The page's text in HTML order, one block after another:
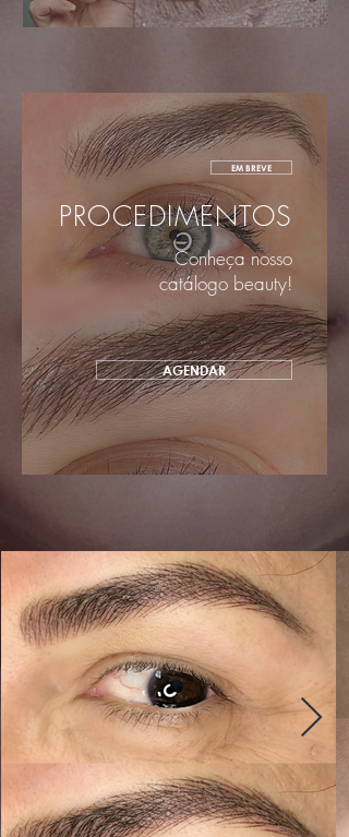
EM BREVE
PROCEDIMENTOS
Conheça nosso
catálogo beauty!
AGENDAR